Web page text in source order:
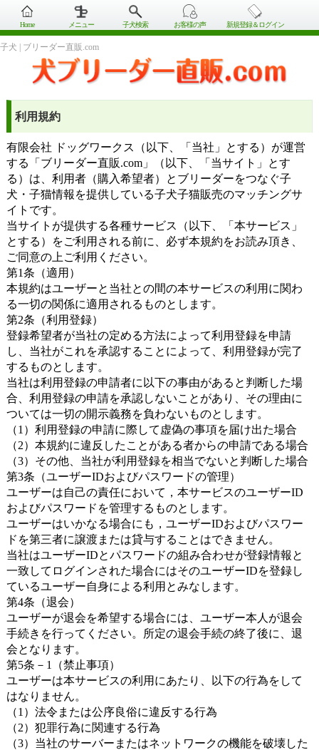
Home メニュー 子犬検索 お客様の声 新規登録＆ログイン
子犬 | ブリーダー直販.com
利用規約
有限会社 ドッグワークス（以下、「当社」とする）が運営
する「ブリーダー直販.com」（以下、「当サイト」とす
る）は、利用者（購入希望者）とブリーダーをつなぐ子
犬・子猫情報を提供している子犬子猫販売のマッチングサ
イトです。
当サイトが提供する各種サービス（以下、「本サービス」
とする）をご利用される前に、必ず本規約をお読み頂き、
ご同意の上ご利用ください。
第1条（適用）
本規約はユーザーと当社との間の本サービスの利用に関わ
る一切の関係に適用されるものとします。
第2条（利用登録）
登録希望者が当社の定める方法によって利用登録を申請
し、当社がこれを承認することによって、利用登録が完了
するものとします。
当社は利用登録の申請者に以下の事由があると判断した場
合、利用登録の申請を承認しないことがあり、その理由に
ついては一切の開示義務を負わないものとします。
（1）利用登録の申請に際して虚偽の事項を届け出た場合
（2）本規約に違反したことがある者からの申請である場合
（3）その他、当社が利用登録を相当でないと判断した場合
第3条（ユーザーIDおよびパスワードの管理）
ユーザーは自己の責任において，本サービスのユーザーID
およびパスワードを管理するものとします。
ユーザーはいかなる場合にも，ユーザーIDおよびパスワー
ドを第三者に譲渡または貸与することはできません。
当社はユーザーIDとパスワードの組み合わせが登録情報と
一致してログインされた場合にはそのユーザーIDを登録し
ているユーザー自身による利用とみなします。
第4条（退会）
ユーザーが退会を希望する場合には、ユーザー本人が退会
手続きを行ってください。所定の退会手続の終了後に、退
会となります。
第5条－1（禁止事項）
ユーザーは本サービスの利用にあたり、以下の行為をして
はなりません。
（1）法令または公序良俗に違反する行為
（2）犯罪行為に関連する行為
（3）当社のサーバーまたはネットワークの機能を破壊した